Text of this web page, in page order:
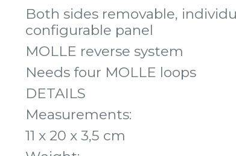
Both sides removable,
configurable panel
MOLLE reverse system
Needs four MOLLE loops
DETAILS
Measurements:
11 x 20 x 3,5 cm